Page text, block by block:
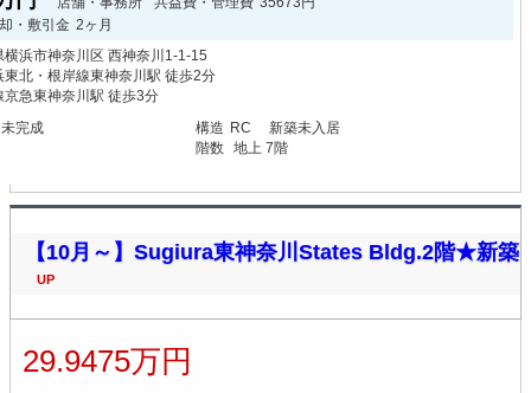
・敷引金 2ヶ月
横浜市神奈川区 西神奈川1-1-15
東北・根岸線東神奈川駅 徒歩2分
京急東神奈川駅 徒歩3分
完成
構造 RC
新築未入居
階数 地上 7階
【10月～】Sugiura東神奈川States Bldg.2階★新築
UP
29.9475万円